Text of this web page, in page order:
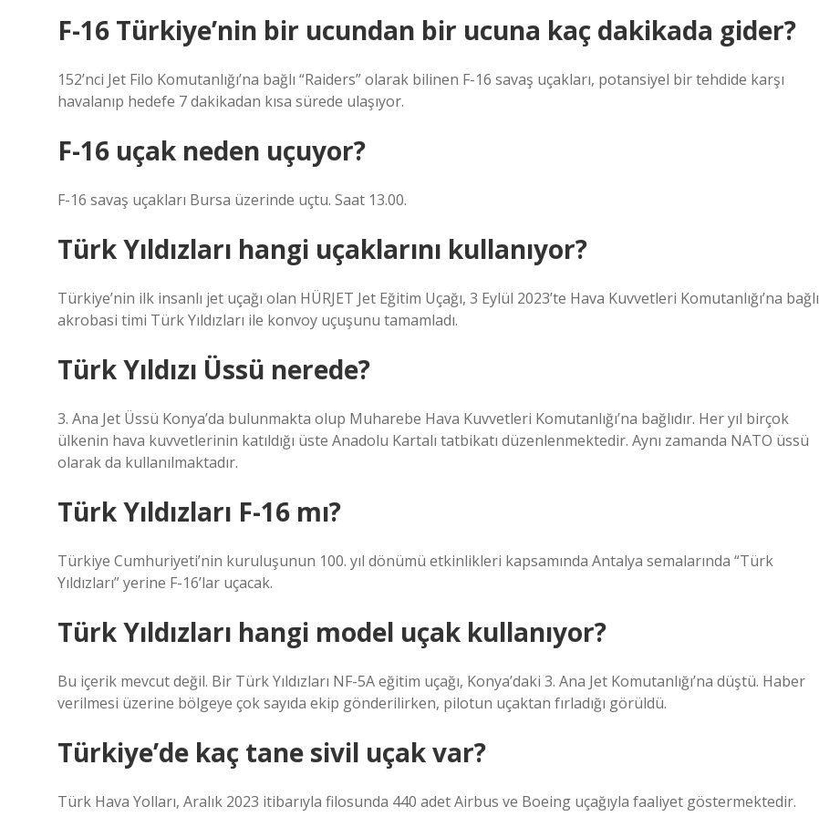
F-16 Türkiye’nin bir ucundan bir ucuna kaç dakikada gider?
152’nci Jet Filo Komutanlığı’na bağlı “Raiders” olarak bilinen F-16 savaş uçakları, potansiyel bir tehdide karşı
havalanıp hedefe 7 dakikadan kısa sürede ulaşıyor.
F-16 uçak neden uçuyor?
F-16 savaş uçakları Bursa üzerinde uçtu. Saat 13.00.
Türk Yıldızları hangi uçaklarını kullanıyor?
Türkiye’nin ilk insanlı jet uçağı olan HÜRJET Jet Eğitim Uçağı, 3 Eylül 2023’te Hava Kuvvetleri Komutanlığı’na bağlı
akrobasi timi Türk Yıldızları ile konvoy uçuşunu tamamladı.
Türk Yıldızı Üssü nerede?
3. Ana Jet Üssü Konya’da bulunmakta olup Muharebe Hava Kuvvetleri Komutanlığı’na bağlıdır. Her yıl birçok
ülkenin hava kuvvetlerinin katıldığı üste Anadolu Kartalı tatbikatı düzenlenmektedir. Aynı zamanda NATO üssü
olarak da kullanılmaktadır.
Türk Yıldızları F-16 mı?
Türkiye Cumhuriyeti’nin kuruluşunun 100. yıl dönümü etkinlikleri kapsamında Antalya semalarında “Türk
Yıldızları” yerine F-16’lar uçacak.
Türk Yıldızları hangi model uçak kullanıyor?
Bu içerik mevcut değil. Bir Türk Yıldızları NF-5A eğitim uçağı, Konya’daki 3. Ana Jet Komutanlığı’na düştü. Haber
verilmesi üzerine bölgeye çok sayıda ekip gönderilirken, pilotun uçaktan fırladığı görüldü.
Türkiye’de kaç tane sivil uçak var?
Türk Hava Yolları, Aralık 2023 itibarıyla filosunda 440 adet Airbus ve Boeing uçağıyla faaliyet göstermektedir.